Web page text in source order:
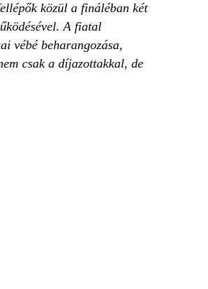
közül a fináléban két
A fiatal
vébé beharangozása,
csak a díjazottakkal, de